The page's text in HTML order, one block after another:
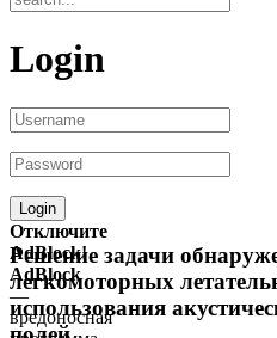
Login
Отключите
AdBlock!
AdBlock
—
вредоносная
Решение задачи
легкомоторных
использования